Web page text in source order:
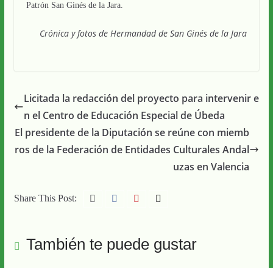
Patrón San Ginés de la Jara.
Crónica y fotos de Hermandad de San Ginés de la Jara
Licitada la redacción del proyecto para intervenir e
n el Centro de Educación Especial de Úbeda
El presidente de la Diputación se reúne con miemb
ros de la Federación de Entidades Culturales Andal
uzas en Valencia
Share This Post:
También te puede gustar